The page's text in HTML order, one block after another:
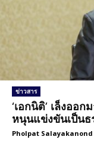
ข่าวสาร
‘เอกนิติ’ เล็งออ
หนุนแข่งขันเป็นธ
Pholpat Salayakanond